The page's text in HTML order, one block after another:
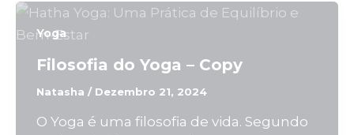
Yoga
Filosofia do Yoga – Copy
Natasha / Dezembro 21, 2024
O Yoga é uma filosofia de vida. Segundo